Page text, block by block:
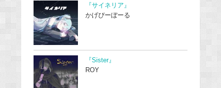
『サイネリア』
かげぴーぼーる
『Sister』
ROY